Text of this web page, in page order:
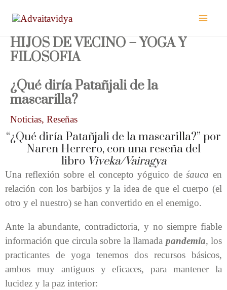
contenido
HIJOS DE VECINO – YOGA Y
FILOSOFIA
¿Qué diría Patañjali de la
mascarilla?
Noticias, Reseñas
“¿Qué diría Patañjali de la mascarilla?” por
Naren Herrero, con una reseña del
libro Viveka/Vairagya
Una reflexión sobre el concepto yóguico deśauca en
relación con los barbijos y la idea de que el cuerpo (el
otro y el nuestro) se han convertido en el enemigo.
Ante la abundante, contradictoria, y no siempre fiable
información que circula sobre la llamada pandemia, los
practicantes de yoga tenemos dos recursos básicos,
ambos muy antiguos y eficaces, para mantener la
lucidez y la paz interior: